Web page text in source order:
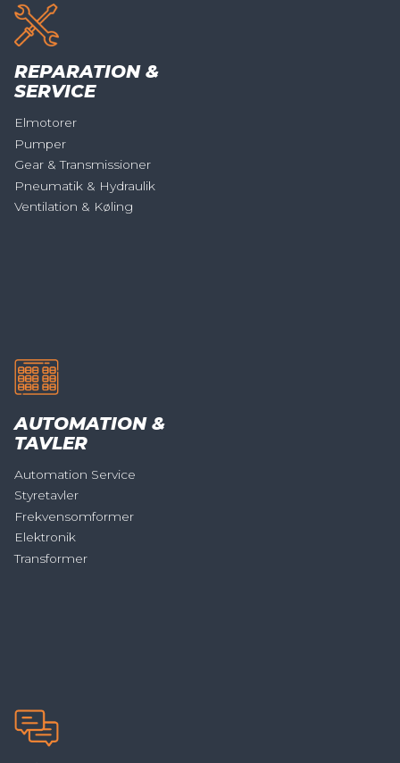
REPARATION &
SERVICE
Elmotorer
Pumper
Gear & Transmissioner
Pneumatik & Hydraulik
Ventilation & Køling
AUTOMATION &
TAVLER
Automation Service
Styretavler
Frekvensomformer
Elektronik
Transformer